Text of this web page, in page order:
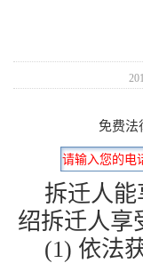
免费法
拆迁人
绍拆迁人享
(1) 依法